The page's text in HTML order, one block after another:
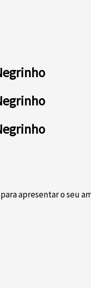
apresentar o